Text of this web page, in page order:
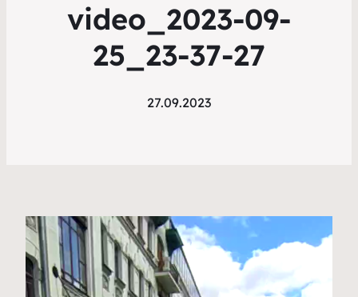
video_2023-09-
25_23-37-27
27.09.2023
Видеоплеер